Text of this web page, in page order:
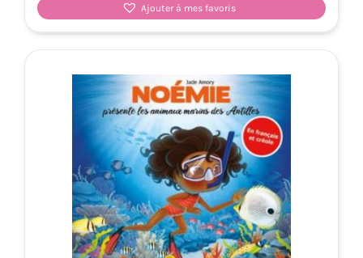
Ajouter à mes favoris